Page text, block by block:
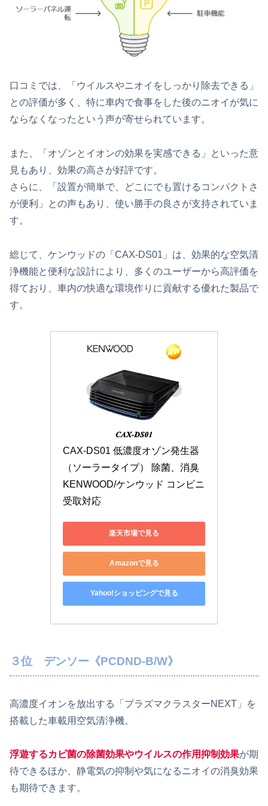
口コミでは、「ウイルスやニオイをしっかり除去できる」
との評価が多く、特に車内で食事をした後のニオイが気に
ならなくなったという声が寄せられています。
また、「オゾンとイオンの効果を実感できる」といった意
見もあり、効果の高さが好評です。
さらに、「設置が簡単で、どこにでも置けるコンパクトさ
が便利」との声もあり、使い勝手の良さが支持されていま
す。
総じて、ケンウッドの「CAX-DS01」は、効果的な空気清
浄機能と便利な設計により、多くのユーザーから高評価を
得ており、車内の快適な環境作りに貢献する優れた製品で
す。
CAX-DS01 低濃度オゾン発生器
（ソーラータイプ） 除菌、消臭
KENWOOD/ケンウッド コンビニ
受取対応
楽天市場で見る
Amazonで見る
Yahoo!ショッピングで見る
３位 デンソー《PCDND-B/W》
高濃度イオンを放出する「プラズマクラスターNEXT」を
搭載した車載用空気清浄機。
浮遊するカビ菌の除菌効果やウイルスの作用抑制効果が期
待できるほか、静電気の抑制や気になるニオイの消臭効果
も期待できます。